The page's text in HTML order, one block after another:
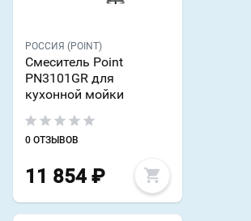
РОССИЯ (POINT)
Смеситель Point
PN3101GR для
кухонной мойки
0 ОТЗЫВОВ
11 854 ₽